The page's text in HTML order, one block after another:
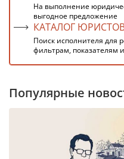
На выполнение
выгодное предложение
КАТАЛОГ
Поиск исполнителя
фильтрам, показателям
Популярные